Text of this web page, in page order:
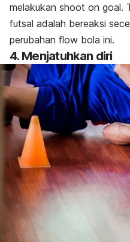
melakukan shoot on goal.
futsal adalah bereaksi
perubahan flow bola ini.
4. Menjatuhkan diri